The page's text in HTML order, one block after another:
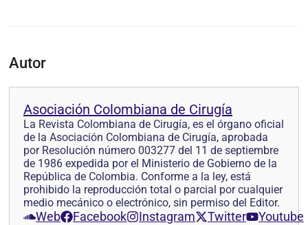
Autor
Asociación Colombiana de Cirugía
La Revista Colombiana de Cirugía, es el órgano oficial
de la Asociación Colombiana de Cirugía, aprobada
por Resolución número 003277 del 11 de septiembre
de 1986 expedida por el Ministerio de Gobierno de la
República de Colombia. Conforme a la ley, está
prohibido la reproducción total o parcial por cualquier
medio mecánico o electrónico, sin permiso del Editor.
Web Facebook Instagram Twitter Youtube